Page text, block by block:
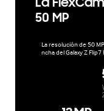
50 MP
La resolución de 50
ncha del Galaxy Z Flip7